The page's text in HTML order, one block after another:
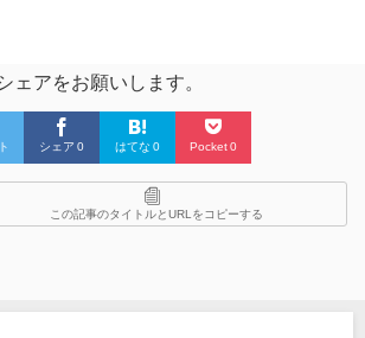
ェアをお願いします。
シェア 0 はてな 0 Pocket0
この記事のタイトルとURLをコピーする